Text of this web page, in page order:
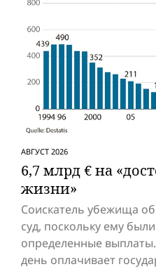
АВГУСТ 2026
6,7 млрд € на
жизни»
Соискатель убежища
суд, поскольку ему
определенные
день оплачивает